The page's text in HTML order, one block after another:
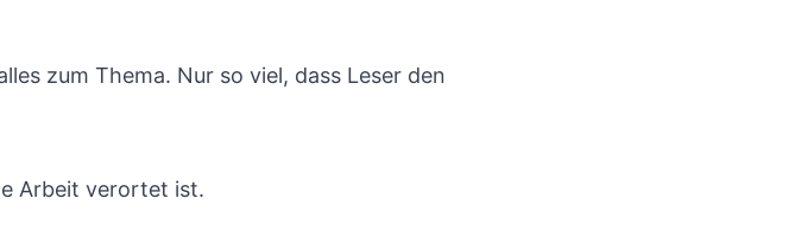
zum Thema. Nur so viel, dass Leser den
Arbeit verortet ist.